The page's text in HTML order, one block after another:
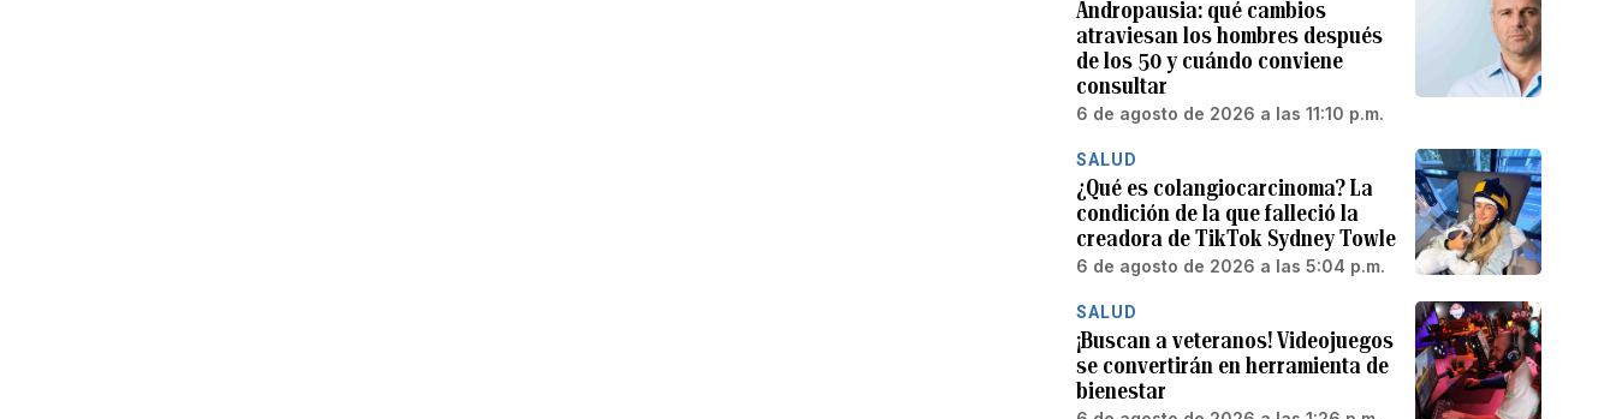
Andropausia: qué cambios
atraviesan los hombres después
de los 50 y cuándo conviene
consultar
6 de agosto de 2026 a las 11:10 p.m.
SALUD
¿Qué es colangiocarcinoma? La
condición de la que falleció la
creadora de TikTok Sydney Towle
6 de agosto de 2026 a las 5:04 p.m.
SALUD
¡Buscan a veteranos! Videojuegos
se convertirán en herramienta de
bienestar